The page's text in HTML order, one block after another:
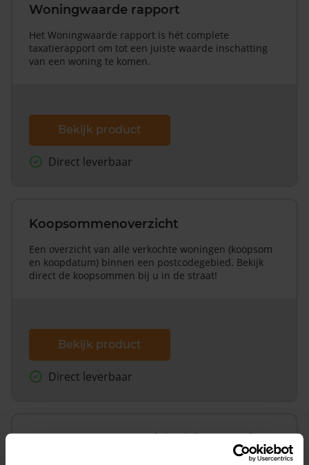
Woningwaarde rapport
Het Woningwaarde rapport is hét complete
taxatierapport om tot een juiste waarde inschatting
van een woning te komen.
Bekijk product
Direct leverbaar
Koopsommenoverzicht
Een overzicht van alle verkochte woningen (koopsom
en koopdatum) binnen een postcodegebied. Bekijk
direct de koopsommen bij u in de straat!
Bekijk product
Direct leverbaar
Koopsommenoverzicht (1 jaar gratis